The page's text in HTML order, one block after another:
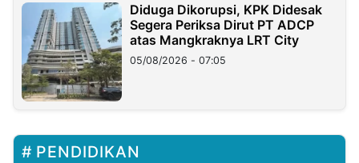
Diduga Dikorupsi, KPK Didesak
Segera Periksa Dirut PT ADCP
atas Mangkraknya LRT City
05/08/2026 - 07:05
PENDIDIKAN